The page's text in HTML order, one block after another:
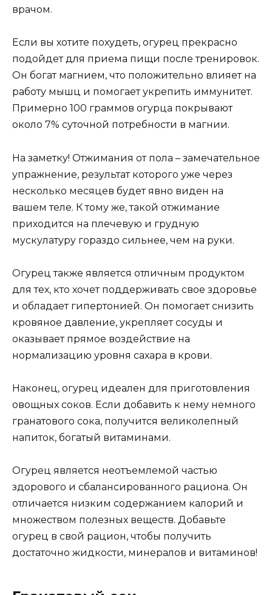
врачом.
Если вы хотите похудеть, огурец прекрасно
подойдет для приема пищи после тренировок.
Он богат магнием, что положительно влияет на
работу мышц и помогает укрепить иммунитет.
Примерно 100 граммов огурца покрывают
около 7% суточной потребности в магнии.
На заметку! Отжимания от пола – замечательное
упражнение, результат которого уже через
несколько месяцев будет явно виден на
вашем теле. К тому же, такой отжимание
приходится на плечевую и грудную
мускулатуру гораздо сильнее, чем на руки.
Огурец также является отличным продуктом
для тех, кто хочет поддерживать свое здоровье
и обладает гипертонией. Он помогает снизить
кровяное давление, укрепляет сосуды и
оказывает прямое воздействие на
нормализацию уровня сахара в крови.
Наконец, огурец идеален для приготовления
овощных соков. Если добавить к нему немного
гранатового сока, получится великолепный
напиток, богатый витаминами.
Огурец является неотъемлемой частью
здорового и сбалансированного рациона. Он
отличается низким содержанием калорий и
множеством полезных веществ. Добавьте
огурец в свой рацион, чтобы получить
достаточно жидкости, минералов и витаминов!